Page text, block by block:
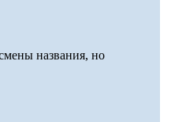
названия, но